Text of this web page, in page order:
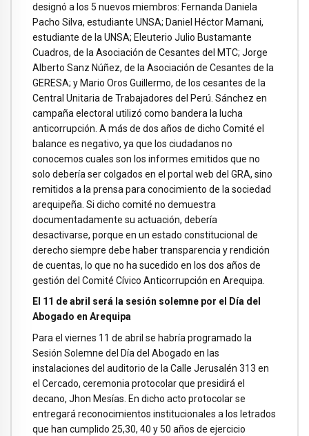
designó a los 5 nuevos miembros: Fernanda Daniela
Pacho Silva, estudiante UNSA; Daniel Héctor Mamani,
estudiante de la UNSA; Eleuterio Julio Bustamante
Cuadros, de la Asociación de Cesantes del MTC; Jorge
Alberto Sanz Núñez, de la Asociación de Cesantes de la
GERESA; y Mario Oros Guillermo, de los cesantes de la
Central Unitaria de Trabajadores del Perú. Sánchez en
campaña electoral utilizó como bandera la lucha
anticorrupción. A más de dos años de dicho Comité el
balance es negativo, ya que los ciudadanos no
conocemos cuales son los informes emitidos que no
solo debería ser colgados en el portal web del GRA, sino
remitidos a la prensa para conocimiento de la sociedad
arequipeña. Si dicho comité no demuestra
documentadamente su actuación, debería
desactivarse, porque en un estado constitucional de
derecho siempre debe haber transparencia y rendición
de cuentas, lo que no ha sucedido en los dos años de
gestión del Comité Cívico Anticorrupción en Arequipa.
El 11 de abril será la sesión solemne por el Día del
Abogado en Arequipa
Para el viernes 11 de abril se habría programado la
Sesión Solemne del Día del Abogado en las
instalaciones del auditorio de la Calle Jerusalén 313 en
el Cercado, ceremonia protocolar que presidirá el
decano, Jhon Mesías. En dicho acto protocolar se
entregará reconocimientos institucionales a los letrados
que han cumplido 25,30, 40 y 50 años de ejercicio